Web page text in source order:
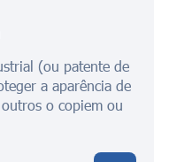
(ou patente de
a aparência de
o copiem ou